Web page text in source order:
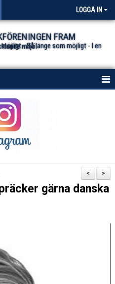
LOGGA IN
FRAM
- I en trygg och utvecklande miljö.
>
<
gärna danska